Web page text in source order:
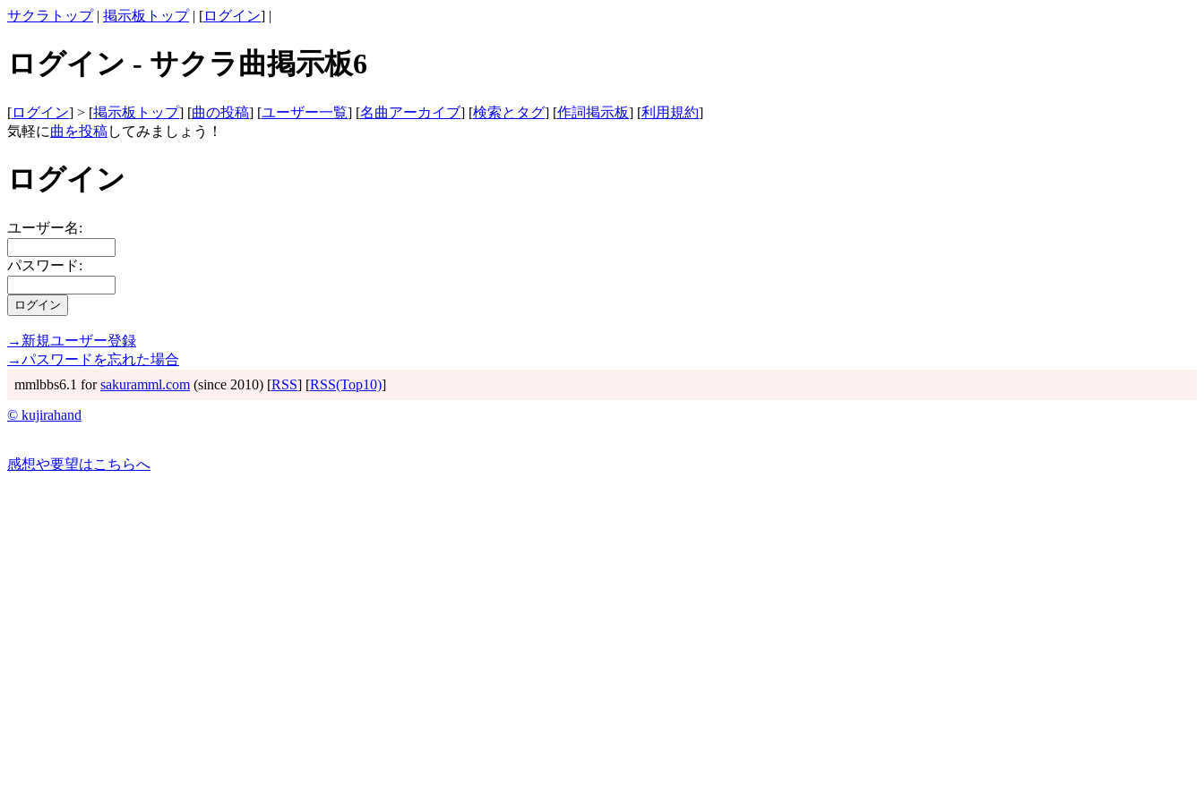
サクラトップ| 掲示板トップ| [ログイン] |
ログイン - サクラ曲掲示板6
[ログイン] > [掲示板トップ] [曲の投稿] [ユーザー一覧] [名曲アーカイブ] [検索とタグ] [作詞掲示板] [利用規約]
気軽に曲を投稿してみましょう！
ログイン
ユーザー名:
パスワード:
→新規ユーザー登録
→パスワードを忘れた場合
mmlbbs6.1 forsakuramml.com (since 2010) [RSS] [RSS(Top10)]
© kujirahand
感想や要望はこちらへ